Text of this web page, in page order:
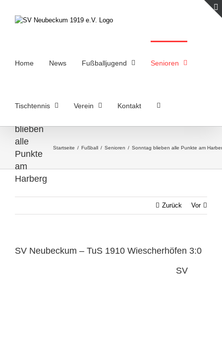
Inhalt
springen
Home News Fußballjugend Senioren
Tischtennis Verein Kontakt
blieben
alle
Punkte
am
Harberg
Startseite / Fußball / Senioren / Sonntag blieben alle Punkte am
Zurück Vor
SV Neubeckum – TuS 1910 Wiescherhöfen 3:0
SV